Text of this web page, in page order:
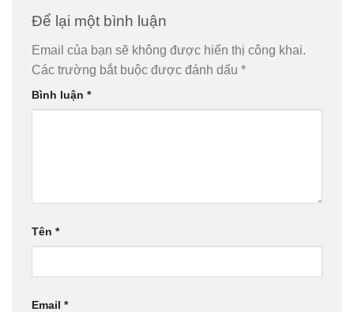
Để lại một bình luận
Email của bạn sẽ không được hiển thị công khai.
Các trường bắt buộc được đánh dấu *
Bình luận *
Tên *
Email *